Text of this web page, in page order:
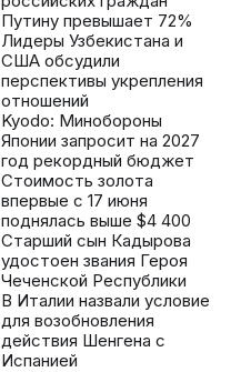
Путину превышает 72%
Лидеры Узбекистана и
США обсудили
перспективы укрепления
отношений
Kyodo: Минобороны
Японии запросит на 2027
год рекордный бюджет
Стоимость золота
впервые с 17 июня
поднялась выше $4 400
Старший сын Кадырова
удостоен звания Героя
Чеченской Республики
В Италии назвали условие
для возобновления
действия Шенгена с
Испанией